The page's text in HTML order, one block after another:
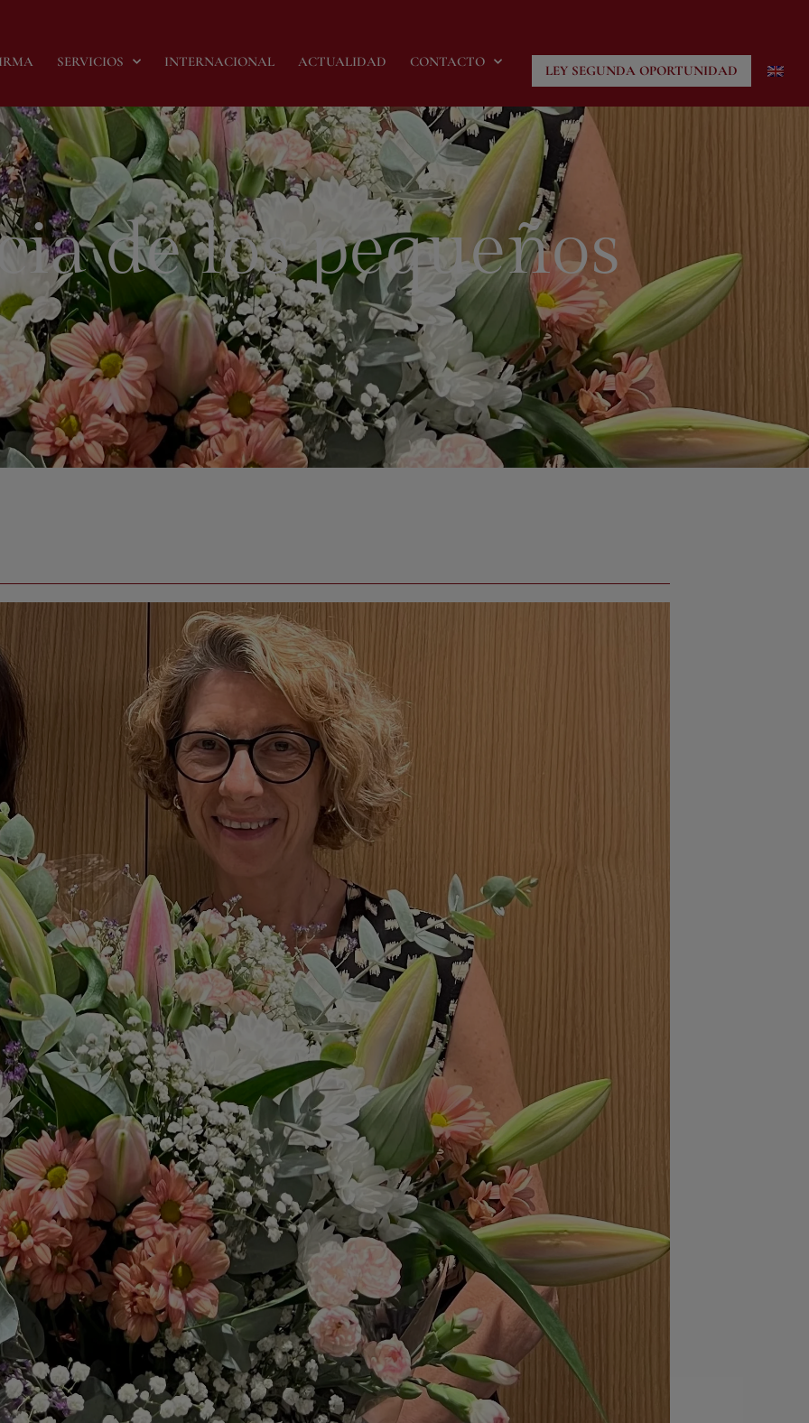
SERVICIOS INTERNACIONAL ACTUALIDAD CONTACTO
LEY SEGUNDA OPORTUNIDAD
de los pequeños